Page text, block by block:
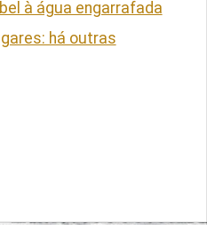
à água engarrafada
há outras